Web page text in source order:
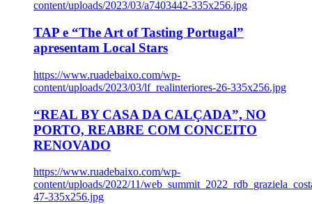
content/uploads/2023/03/a7403442-335x256.jpg
TAP e “The Art of Tasting Portugal”
apresentam Local Stars
https://www.ruadebaixo.com/wp-
content/uploads/2023/03/lf_realinteriores-26-335x256.jpg
“REAL BY CASA DA CALÇADA”, NO
PORTO, REABRE COM CONCEITO
RENOVADO
https://www.ruadebaixo.com/wp-
content/uploads/2022/11/
47-335x256.jpg